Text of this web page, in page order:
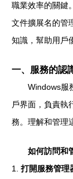
職業效率的關鍵
文件擴展名的管
知識，幫助用戶
一、服務的認
Windows服
戶界面，負責執
務。理解和管理
如何訪問和
1. 打開服務管理